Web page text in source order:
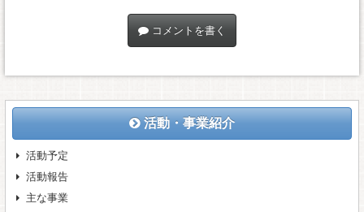
コメントを書く
活動・事業紹介
活動予定
活動報告
主な事業